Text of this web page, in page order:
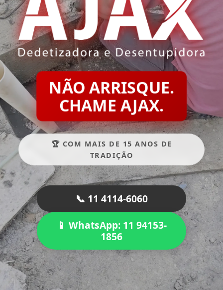
NÃO ARRISQUE.
CHAME AJAX.
🏆 COM MAIS DE 15 ANOS DE
TRADIÇÃO
📞 11 4114-6060
📱 WhatsApp: 11 94153-
1856